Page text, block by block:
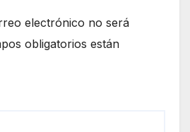
electrónico no será
obligatorios están